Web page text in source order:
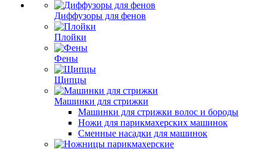
Диффузоры для фенов
Плойки
Фены
Щипцы
Машинки для стрижки
Машинки для стрижки волос и бороды
Ножи для парикмахерских машинок
Сменные насадки для машинок